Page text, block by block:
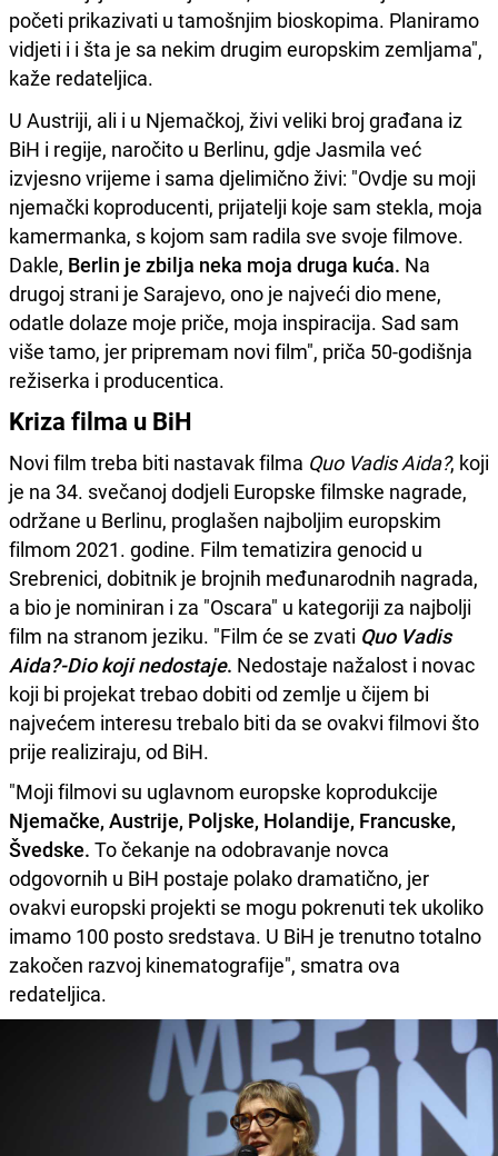
početi prikazivati u tamošnjim bioskopima. Planiramo
vidjeti i i šta je sa nekim drugim europskim zemljama",
kaže redateljica.
U Austriji, ali i u Njemačkoj, živi veliki broj građana iz
BiH i regije, naročito u Berlinu, gdje Jasmila već
izvjesno vrijeme i sama djelimično živi: "Ovdje su moji
njemački koproducenti, prijatelji koje sam stekla, moja
kamermanka, s kojom sam radila sve svoje filmove.
Dakle, Berlin je zbilja neka moja druga kuća. Na
drugoj strani je Sarajevo, ono je najveći dio mene,
odatle dolaze moje priče, moja inspiracija. Sad sam
više tamo, jer pripremam novi film", priča 50-godišnja
režiserka i producentica.
Kriza filma u BiH
Novi film treba biti nastavak filma Quo Vadis Aida?, koji
je na 34. svečanoj dodjeli Europske filmske nagrade,
održane u Berlinu, proglašen najboljim europskim
filmom 2021. godine. Film tematizira genocid u
Srebrenici, dobitnik je brojnih međunarodnih nagrada,
a bio je nominiran i za "Oscara" u kategoriji za najbolji
film na stranom jeziku. "Film će se zvati Quo Vadis
Aida?-Dio koji nedostaje. Nedostaje nažalost i novac
koji bi projekat trebao dobiti od zemlje u čijem bi
najvećem interesu trebalo biti da se ovakvi filmovi što
prije realiziraju, od BiH.
"Moji filmovi su uglavnom europske koprodukcije
Njemačke, Austrije, Poljske, Holandije, Francuske,
Švedske. To čekanje na odobravanje novca
odgovornih u BiH postaje polako dramatično, jer
ovakvi europski projekti se mogu pokrenuti tek ukoliko
imamo 100 posto sredstava. U BiH je trenutno totalno
zakočen razvoj kinematografije", smatra ova
redateljica.